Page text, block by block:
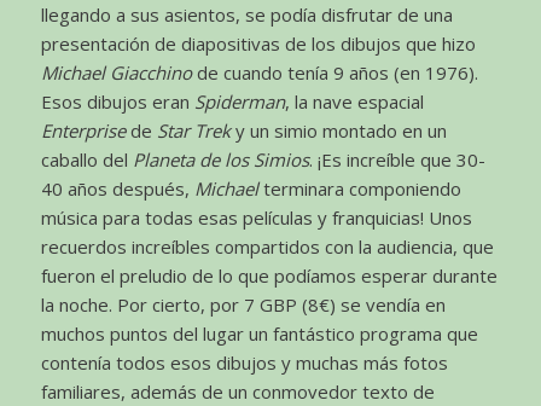
llegando a sus asientos, se podía disfrutar de una
presentación de diapositivas de los dibujos que hizo
Michael Giacchinode cuando tenía 9 años (en 1976).
Esos dibujos eran Spiderman, la nave espacial
Enterprisede Star Treky un simio montado en un
caballo del Planeta de los Simios. ¡Es increíble que 30-
40 años después, Michaelterminara componiendo
música para todas esas películas y franquicias! Unos
recuerdos increíbles compartidos con la audiencia, que
fueron el preludio de lo que podíamos esperar durante
la noche. Por cierto, por 7 GBP (8€) se vendía en
muchos puntos del lugar un fantástico programa que
contenía todos esos dibujos y muchas más fotos
familiares, además de un conmovedor texto de